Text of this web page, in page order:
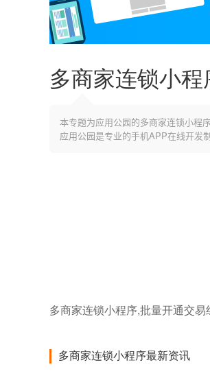
多商家连锁小程
本专题为应用公园的多商家连锁小程
应用公园是专业的手机APP在线开发
多商家连锁小程序最新资讯